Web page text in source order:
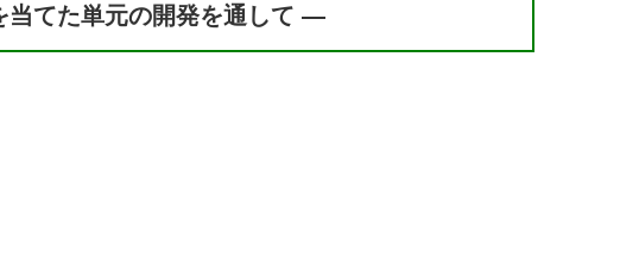
てた単元の開発を通して ―